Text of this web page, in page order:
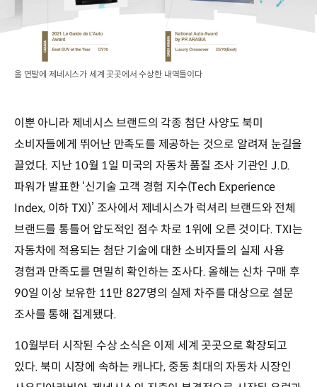
올 연말에 제네시스가 세계 곳곳에서 수상한 내역들이다
이뿐 아니라 제네시스 브랜드의 각종 첨단 사양도 북미
소비자들에게 뛰어난 만족도를 제공하는 것으로 알려져 눈길을
끌었다. 지난 10월 1일 미국의 자동차 품질 조사 기관인 J.D.
파워가 발표한 ‘신기술 고객 경험 지수(Tech Experience
Index, 이하 TXI)’ 조사에서 제네시스가 럭셔리 브랜드와 전체
브랜드를 통틀어 압도적인 점수 차로 1위에 오른 것이다. TXI는
자동차에 적용되는 첨단 기술에 대한 소비자들의 실제 사용
경험과 만족도를 면밀히 확인하는 조사다. 올해는 신차 구매 후
90일 이상 보유한 11만 827명의 실제 차주를 대상으로 설문
조사를 통해 집계됐다.
10월부터 시작된 수상 소식은 이제 세계 곳곳으로 확장되고
있다. 북미 시장에 속하는 캐나다, 중동 최대의 자동차 시장인